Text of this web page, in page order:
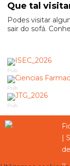
Que tal
Podes visitar
sair do sofá.
Pub
Pub
Pub
|